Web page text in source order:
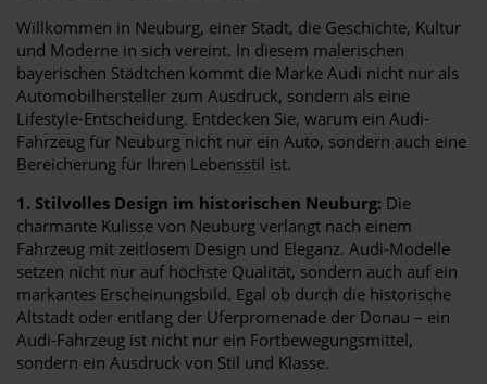
Willkommen in Neuburg, einer Stadt, die Geschichte, Kultur
und Moderne in sich vereint. In diesem malerischen
bayerischen Städtchen kommt die Marke Audi nicht nur als
Automobilhersteller zum Ausdruck, sondern als eine
Lifestyle-Entscheidung. Entdecken Sie, warum ein Audi-
Fahrzeug für Neuburg nicht nur ein Auto, sondern auch eine
Bereicherung für Ihren Lebensstil ist.
1. Stilvolles Design im historischen Neuburg: Die
charmante Kulisse von Neuburg verlangt nach einem
Fahrzeug mit zeitlosem Design und Eleganz. Audi-Modelle
setzen nicht nur auf höchste Qualität, sondern auch auf ein
markantes Erscheinungsbild. Egal ob durch die historische
Altstadt oder entlang der Uferpromenade der Donau – ein
Audi-Fahrzeug ist nicht nur ein Fortbewegungsmittel,
sondern ein Ausdruck von Stil und Klasse.